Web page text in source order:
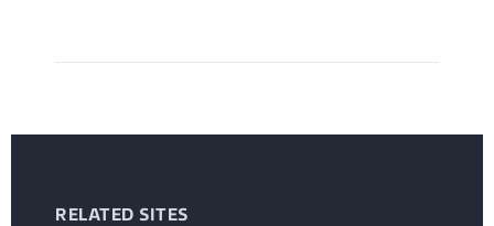
RELATED SITES